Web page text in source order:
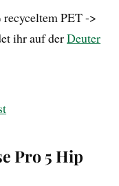
PET ->
ihr auf derDeuter
Pro 5 Hip